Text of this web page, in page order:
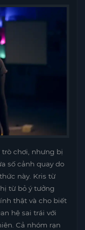
chơi, nhưng bị
số cảnh quay do
này. Kris từ
từ bỏ ý tưởng
thật và cho biết
hệ sai trái với
Cả nhóm rạn